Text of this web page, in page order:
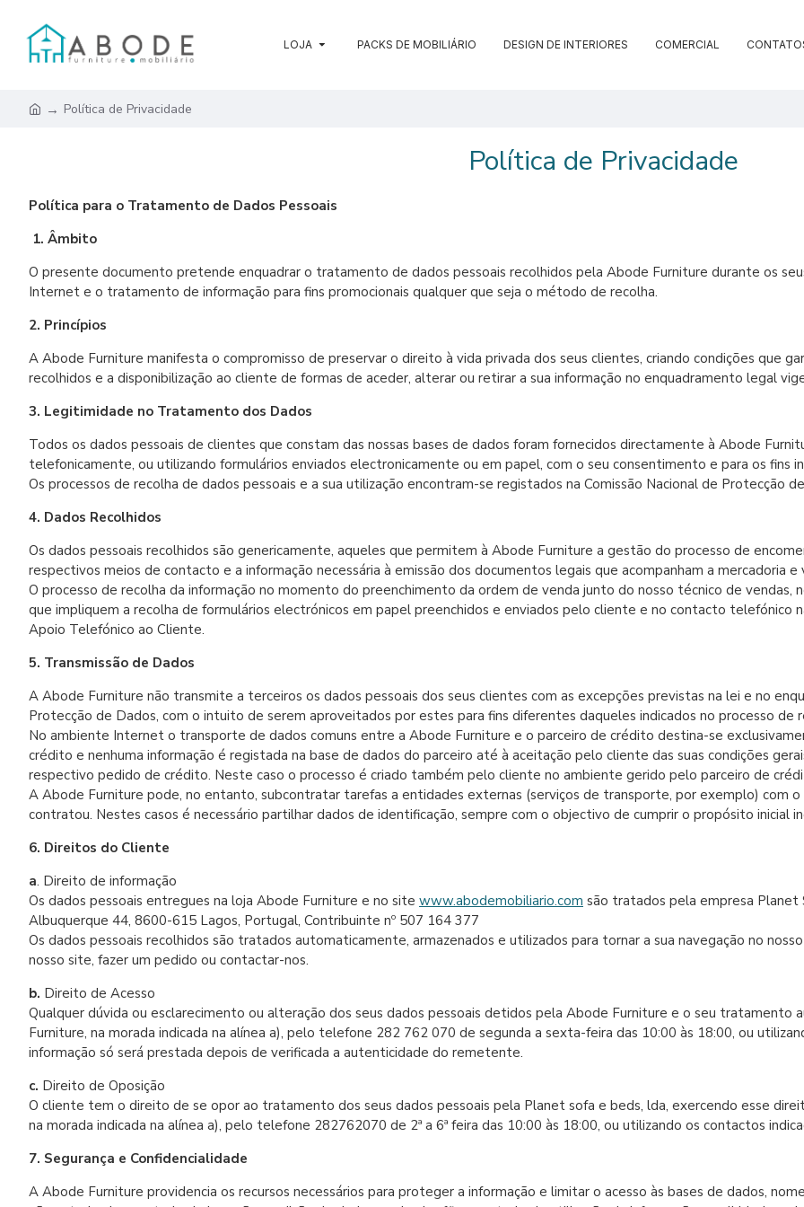
LOJA PACKS DE MOBILIÁRIO DESIGN DE INTERIORES COMERCIAL
Política de Privacidade
Política de Privacidade
Política para o Tratamento de Dados Pessoais
1. Âmbito
O presente documento pretende enquadrar o tratamento de dados pessoais recolhidos pela Abode Furniture durante os
Internet e o tratamento de informação para fins promocionais qualquer que seja o método de recolha.
2. Princípios
A Abode Furniture manifesta o compromisso de preservar o direito à vida privada dos seus clientes, criando condições que
recolhidos e a disponibilização ao cliente de formas de aceder, alterar ou retirar a sua informação no enquadramento legal
3. Legitimidade no Tratamento dos Dados
Todos os dados pessoais de clientes que constam das nossas bases de dados foram fornecidos directamente à Abode
telefonicamente, ou utilizando formulários enviados electronicamente ou em papel, com o seu consentimento e para os fins
Os processos de recolha de dados pessoais e a sua utilização encontram-se registados na Comissão Nacional de Protecção
4. Dados Recolhidos
Os dados pessoais recolhidos são genericamente, aqueles que permitem à Abode Furniture a gestão do processo de
respectivos meios de contacto e a informação necessária à emissão dos documentos legais que acompanham a mercadoria e
O processo de recolha da informação no momento do preenchimento da ordem de venda junto do nosso técnico de vendas,
que impliquem a recolha de formulários electrónicos em papel preenchidos e enviados pelo cliente e no contacto telefónico
Apoio Telefónico ao Cliente.
5. Transmissão de Dados
A Abode Furniture não transmite a terceiros os dados pessoais dos seus clientes com as excepções previstas na lei e no
Protecção de Dados, com o intuito de serem aproveitados por estes para fins diferentes daqueles indicados no processo de
No ambiente Internet o transporte de dados comuns entre a Abode Furniture e o parceiro de crédito destina-se
crédito e nenhuma informação é registada na base de dados do parceiro até à aceitação pelo cliente das suas condições
respectivo pedido de crédito. Neste caso o processo é criado também pelo cliente no ambiente gerido pelo parceiro de
A Abode Furniture pode, no entanto, subcontratar tarefas a entidades externas (serviços de transporte, por exemplo) com
contratou. Nestes casos é necessário partilhar dados de identificação, sempre com o objectivo de cumprir o propósito inicial
6. Direitos do Cliente
a. Direito de informação
Os dados pessoais entregues na loja Abode Furniture e no site www.abodemobiliario.com são tratados pela empresa Planet
Albuquerque 44, 8600-615 Lagos, Portugal, Contribuinte nº 507 164 377
Os dados pessoais recolhidos são tratados automaticamente, armazenados e utilizados para tornar a sua navegação no
nosso site, fazer um pedido ou contactar-nos.
b. Direito de Acesso
Qualquer dúvida ou esclarecimento ou alteração dos seus dados pessoais detidos pela Abode Furniture e o seu
Furniture, na morada indicada na alínea a), pelo telefone 282 762 070 de segunda a sexta-feira das 10:00 às 18:00, ou
informação só será prestada depois de verificada a autenticidade do remetente.
c. Direito de Oposição
O cliente tem o direito de se opor ao tratamento dos seus dados pessoais pela Planet sofa e beds, lda, exercendo esse
na morada indicada na alínea a), pelo telefone 282762070 de 2ª a 6ª feira das 10:00 às 18:00, ou utilizando os contactos
7. Segurança e Confidencialidade
A Abode Furniture providencia os recursos necessários para proteger a informação e limitar o acesso às bases de dados,